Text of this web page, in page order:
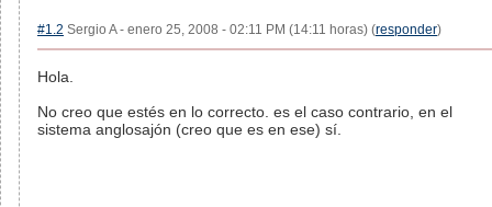
#1.2 Sergio A - enero 25, 2008 - 02:11 PM (14:11 horas) (responder)
Hola.
No creo que estés en lo correcto. es el caso contrario, en el
sistema anglosajón (creo que es en ese) sí.